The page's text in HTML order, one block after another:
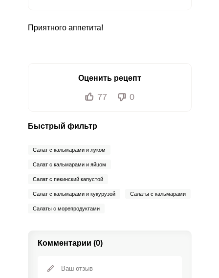
Приятного аппетита!
Оценить рецепт
77 0
Быстрый фильтр
Салат с кальмарами и луком
Салат с кальмарами и яйцом
Салат с пекинский капустой
Салат с кальмарами и кукурузой Салаты с кальмарами
Салаты с морепродуктами
Комментарии (0)